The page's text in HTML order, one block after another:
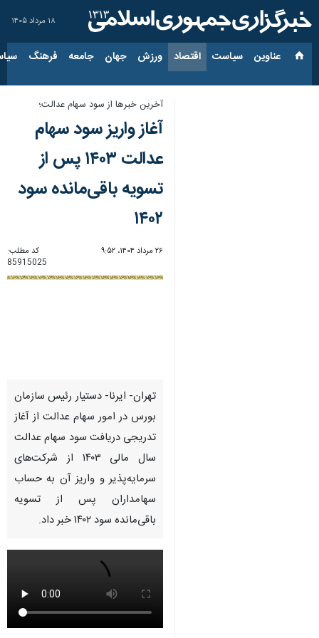
۱۸ مرداد ۱۴۰۵
عناوین‌ سیاست اقتصاد ورزش جهان جامعه فرهنگ
آخرین خبرها از سود سهام عدالت؛
آغاز واریز سود سهام
عدالت ۱۴۰۳ پس از
تسویه باقی‌مانده سود
۱۴۰۲
۲۶ مرداد ۱۴۰۴، ۹:۵۲
کد مطلب:
85915025
Pause Play
00:00